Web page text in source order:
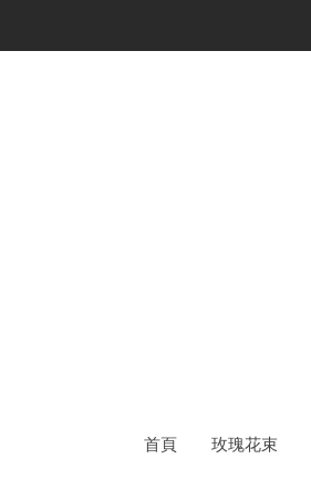
首頁 玫瑰花束